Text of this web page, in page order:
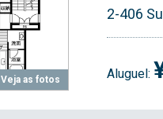
Veja as fotos
2-406
Aluguel: